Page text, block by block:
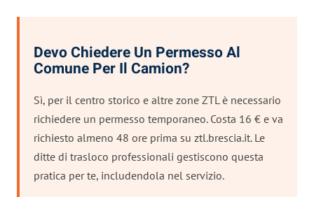
Devo Chiedere Un Permesso Al
Comune Per Il Camion?
Sì, per il centro storico e altre zone ZTL è necessario
richiedere un permesso temporaneo. Costa 16 € e va
richiesto almeno 48 ore prima su ztl.brescia.it. Le
ditte di trasloco professionali gestiscono questa
pratica per te, includendola nel servizio.